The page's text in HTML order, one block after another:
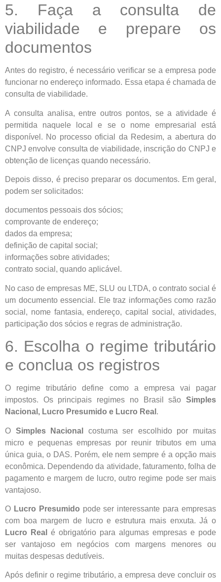
5. Faça a consulta de
viabilidade e prepare os
documentos
Antes do registro, é necessário verificar se a empresa pode
funcionar no endereço informado. Essa etapa é chamada de
consulta de viabilidade.
A consulta analisa, entre outros pontos, se a atividade é
permitida naquele local e se o nome empresarial está
disponível. No processo oficial da Redesim, a abertura do
CNPJ envolve consulta de viabilidade, inscrição do CNPJ e
obtenção de licenças quando necessário.
Depois disso, é preciso preparar os documentos. Em geral,
podem ser solicitados:
documentos pessoais dos sócios;
comprovante de endereço;
dados da empresa;
definição de capital social;
informações sobre atividades;
contrato social, quando aplicável.
No caso de empresas ME, SLU ou LTDA, o contrato social é
um documento essencial. Ele traz informações como razão
social, nome fantasia, endereço, capital social, atividades,
participação dos sócios e regras de administração.
6. Escolha o regime tributário
e conclua os registros
O regime tributário define como a empresa vai pagar
impostos. Os principais regimes no Brasil são Simples
Nacional, Lucro Presumido e Lucro Real .
O Simples Nacional
costuma ser escolhido por muitas
micro e pequenas empresas por reunir tributos em uma
única guia, o DAS. Porém, ele nem sempre é a opção mais
econômica. Dependendo da atividade, faturamento, folha de
pagamento e margem de lucro, outro regime pode ser mais
vantajoso.
O Lucro Presumido pode ser interessante para empresas
com boa margem de lucro e estrutura mais enxuta. Já o
Lucro Real
é obrigatório para algumas empresas e pode
ser vantajoso em negócios com margens menores ou
muitas despesas dedutíveis.
Após definir o regime tributário, a empresa deve concluir os